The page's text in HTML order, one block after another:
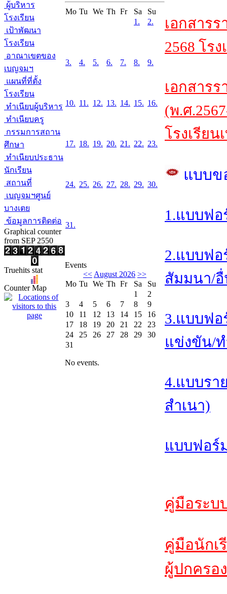
ผู้บริหาร
โรงเรียน
เป้าพัฒนา
โรงเรียน
อาณาเขตของ
เบญจมฯ
แผนที่ที่ตั้ง
โรงเรียน
ทำเนียบผู้บริหาร
ทำเนียบครู
กรรมการสถาน
ศึกษา
ทำเนียบประธาน
นักเรียน
สถานที่
เบญจมฯศูนย์
บางเตย
ข้อมูลการติดต่อ
Graphical counter
from SEP 2550
Truehits stat
Counter Map
Mo Tu We Th Fr Sa
Su
1.
2.
3. 4. 5. 6. 7. 8. 9.
10. 11. 12. 13. 14. 15. 16.
17. 18. 19. 20. 21. 22. 23.
24. 25. 26. 27. 28. 29. 30.
31.
Events
<< August 2026 >>
Mo Tu We Th Fr Sa
Su
1
2
3
4 5 6 7 8
9
10
11 12 13 14 15
16
17
18 19 20 21 22
23
24
25 26 27 28 29
30
31
No events.
เอกสาร
2568 โร
เอกสาร
(พ.ศ
โรงเรีย
แบบข
1.แบบฟ
2.แบบฟ
สัมมนา/
3.แบบฟอ
แข่งขัน/
4.แบบรา
สำเนา)
แบบฟอร์
คู่มือระบ
คู่มือนักเ
ผู้ปกครอ